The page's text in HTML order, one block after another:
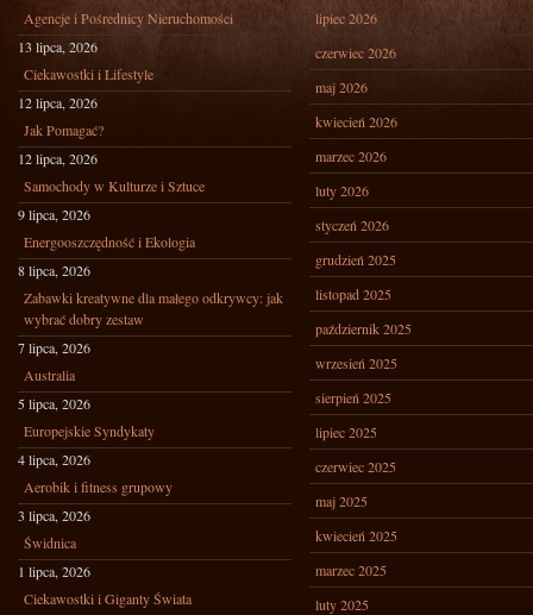
Agencje i Pośrednicy Nieruchomości
13 lipca, 2026
Ciekawostki i Lifestyle
12 lipca, 2026
Jak Pomagać?
12 lipca, 2026
Samochody w Kulturze i Sztuce
9 lipca, 2026
Energooszczędność i Ekologia
8 lipca, 2026
Zabawki kreatywne dla małego odkrywcy: jak
wybrać dobry zestaw
7 lipca, 2026
Australia
5 lipca, 2026
Europejskie Syndykaty
4 lipca, 2026
Aerobik i fitness grupowy
3 lipca, 2026
Świdnica
1 lipca, 2026
Ciekawostki i Giganty Świata
lipiec 2026
czerwiec 2026
maj 2026
kwiecień 2026
marzec 2026
luty 2026
styczeń 2026
grudzień 2025
listopad 2025
październik 2025
wrzesień 2025
sierpień 2025
lipiec 2025
czerwiec 2025
maj 2025
kwiecień 2025
marzec 2025
luty 2025